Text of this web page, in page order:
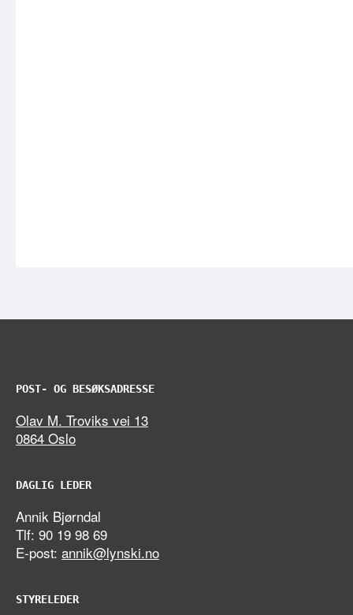
POST- OG BESØKSADRESSE
Olav M. Troviks vei 13
0864 Oslo
DAGLIG LEDER
Annik Bjørndal
Tlf: 90 19 98 69
E-post: annik@lynski.no
STYRELEDER